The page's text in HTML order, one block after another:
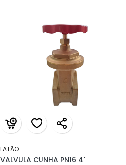
LATÃO
VALVULA CUNHA PN16 4"